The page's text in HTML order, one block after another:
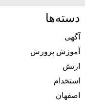
دسته‌ها
آگهی
آموزش پرورش
ارتش
استخدام
اصفهان